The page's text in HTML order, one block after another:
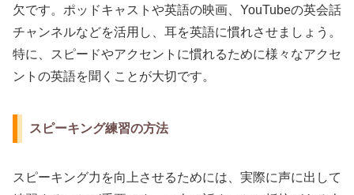
欠です。ポッドキャストや英語の映画、YouTubeの英会話
チャンネルなどを活用し、耳を英語に慣れさせましょう。
特に、スピードやアクセントに慣れるために様々なアクセ
ントの英語を聞くことが大切です。
スピーキング練習の方法
スピーキング力を向上させるためには、実際に声に出して